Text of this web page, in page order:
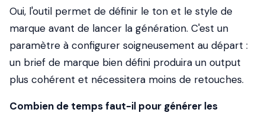
Oui, l'outil permet de définir le ton et le style de
marque avant de lancer la génération. C'est un
paramètre à configurer soigneusement au départ :
un brief de marque bien défini produira un output
plus cohérent et nécessitera moins de retouches.
Combien de temps faut-il pour générer les